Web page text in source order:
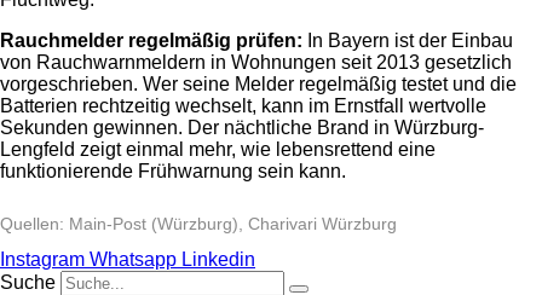
Rauchmelder regelmäßig prüfen: In Bayern ist der Einbau
von Rauchwarnmeldern in Wohnungen seit 2013 gesetzlich
vorgeschrieben. Wer seine Melder regelmäßig testet und die
Batterien rechtzeitig wechselt, kann im Ernstfall wertvolle
Sekunden gewinnen. Der nächtliche Brand in Würzburg-
Lengfeld zeigt einmal mehr, wie lebensrettend eine
funktionierende Frühwarnung sein kann.
Quellen: Main-Post (Würzburg), Charivari Würzburg
Instagram Whatsapp Linkedin
Suche